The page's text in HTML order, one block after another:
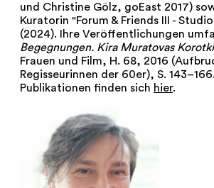
und Christine Gölz, goEast 2017)
Kuratorin "Forum & Friends III -
(2024). Ihre Veröffentlichungen
Begegnungen. Kira Muratovas
Frauen und Film, H. 68, 2016
Regisseurinnen der 60er), S.
Publikationen finden sich hier.